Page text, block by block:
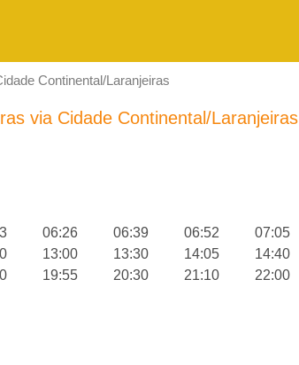
Continental/Laranjeiras
via Cidade Continental/Laranjeiras
06:26 06:39 06:52 07:05
13:00 13:30 14:05 14:40
19:55 20:30 21:10 22:00